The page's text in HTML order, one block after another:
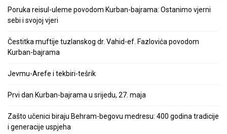
Poruka reisul-uleme povodom Kurban-bajrama: Ostanimo vjerni
sebi i svojoj vjeri
Čestitka muftije tuzlanskog dr. Vahid-ef. Fazlovića povodom
Kurban-bajrama
Jevmu-Arefe i tekbiri-tešrik
Prvi dan Kurban-bajrama u srijedu, 27. maja
Zašto učenici biraju Behram-begovu medresu: 400 godina tradicije
i generacije uspjeha